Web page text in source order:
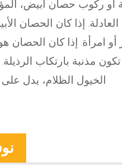
أو ركوب حصان أبيض،
إذا كان الحصان
امرأة. إذا كان
مذنبة بارتكاب الرذيلة.
الخيول الظلام، يدل